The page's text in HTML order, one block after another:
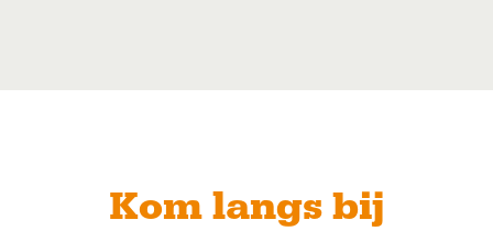
Kom langs bij